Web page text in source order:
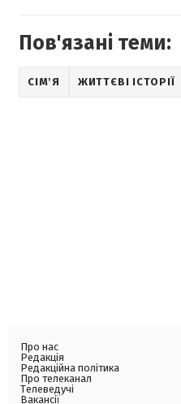
Пов'язані теми:
СІМʼЯ ЖИТТЄВІ ІСТОРІЇ
Про нас
Редакція
Редакційна політика
Про телеканал
Телеведучі
Вакансії